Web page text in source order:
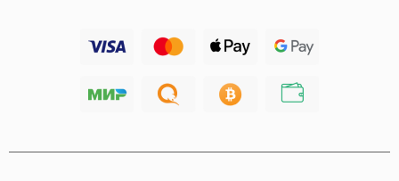
Хабаровск